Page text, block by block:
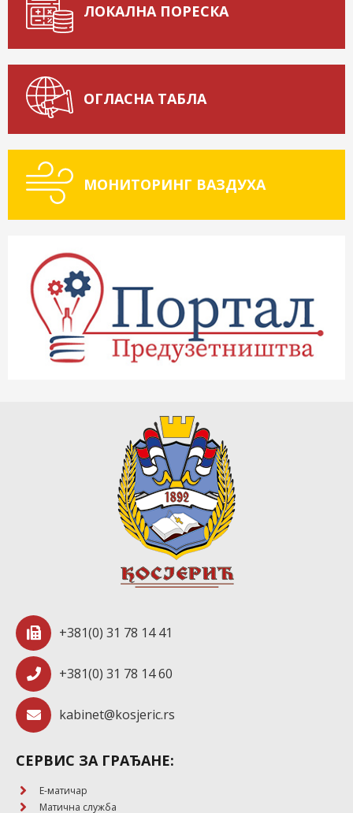
ЛОКАЛНА ПОРЕСКА
ОГЛАСНА ТАБЛА
МОНИТОРИНГ ВАЗДУХА
+381(0) 31 78 14 41
+381(0) 31 78 14 60
kabinet@kosjeric.rs
СЕРВИС ЗА ГРАЂАНЕ:
E-матичар
Матична служба